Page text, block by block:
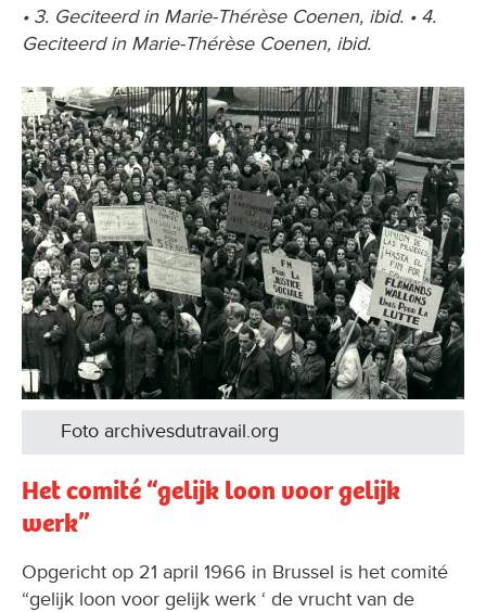
• 3. Geciteerd in Marie-Thérèse Coenen, ibid. • 4.
Geciteerd in Marie-Thérèse Coenen, ibid.
Foto archivesdutravail.org
Het comité “gelijk loon voor gelijk
werk”
Opgericht op 21 april 1966 in Brussel is het comité
“gelijk loon voor gelijk werk ‘ de vrucht van de